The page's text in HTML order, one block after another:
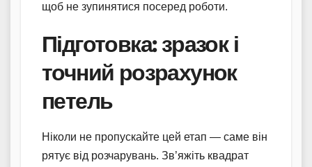
щоб не зупинятися посеред роботи.
Підготовка: зразок і
точний розрахунок
петель
Ніколи не пропускайте цей етап — саме він
рятує від розчарувань. Зв’яжіть квадрат